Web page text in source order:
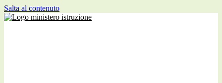
Salta al contenuto